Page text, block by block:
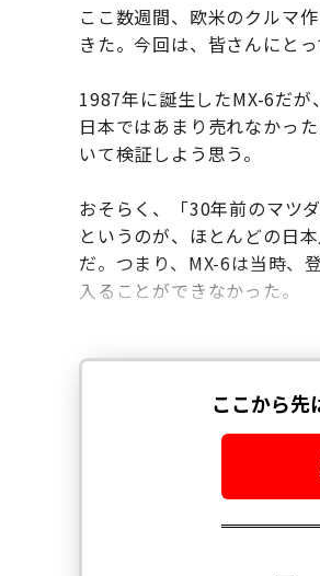
ここ数週間、欧米のクルマ
きた。今回は、皆さんにと
1987年に誕生したMX-6だが
日本ではあまり売れなかっ
いて検証しよう思う。
おそらく、「30年前のマツ
というのが、ほとんどの日
だ。つまり、MX-6は当時、
入ることができなかった。